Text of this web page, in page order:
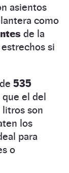
asientos
como
de la
si
535
el del
litros son
los
para
o